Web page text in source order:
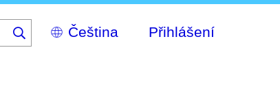
Select
your
Přihlášení